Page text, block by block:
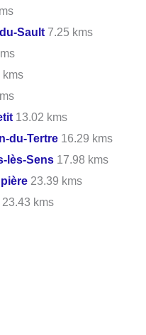
Sault 7.25 kms
kms
13.02 kms
du-Tertre 16.29 kms
lès-Sens 17.98 kms
23.39 kms
23.43 kms